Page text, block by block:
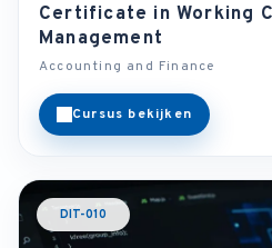
Certificate in Working
Management
Accounting and Finance
Cursus bekijken
DIT-010